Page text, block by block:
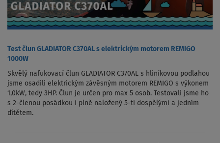
Test člun GLADIATOR C370AL s elektrickým motorem REMIGO
1000W
Skvělý nafukovací člun GLADIATOR C370AL s hliníkovou podlahou
jsme osadili elektrickým závěsným motorem REMIGO s výkonem
1,0kW, tedy 3HP. Člun je určen pro max 5 osob. Testovali jsme ho
s 2-členou posádkou i plně naložený 5-ti dospělými a jedním
dítětem.